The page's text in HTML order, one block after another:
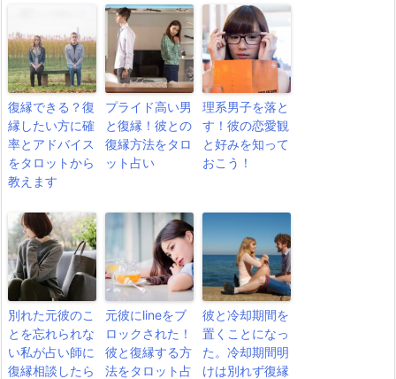
復縁できる？復
縁したい方に確
率とアドバイス
をタロットから
教えます
プライド高い男
と復縁！彼との
復縁方法をタロ
ット占い
理系男子を落と
す！彼の恋愛観
と好みを知って
おこう！
別れた元彼のこ
とを忘れられな
い私が占い師に
復縁相談したら
元彼にlineをブ
ロックされた！
彼と復縁する方
法をタロット占
彼と冷却期間を
置くことになっ
た。冷却期間明
けは別れず復縁